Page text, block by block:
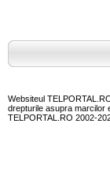
Websiteul
drepturile asupra marcilor
TELPORTAL.RO 2002-